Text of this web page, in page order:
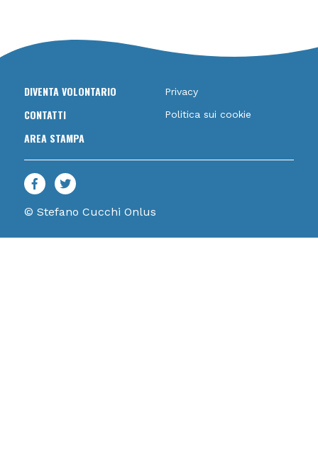
DIVENTA VOLONTARIO
CONTATTI
AREA STAMPA
Privacy
Politica sui cookie
© Stefano Cucchi Onlus